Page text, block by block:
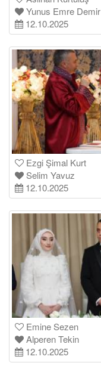
Yunus Emre Demir
12.10.2025
Ezgi Şimal Kurt
Selim Yavuz
12.10.2025
Emine Sezen
Alperen Tekin
12.10.2025